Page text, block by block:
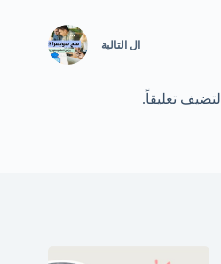
ال التالية
لتضيف تعليقاً.